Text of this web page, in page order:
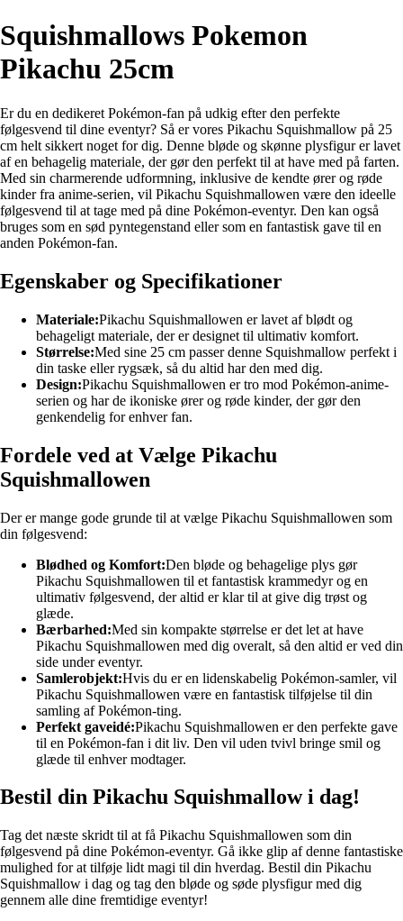
Squishmallows Pokemon
Pikachu 25cm
Er du en dedikeret Pokémon-fan på udkig efter den perfekte
følgesvend til dine eventyr? Så er vores Pikachu Squishmallow på 25
cm helt sikkert noget for dig. Denne bløde og skønne plysfigur er lavet
af en behagelig materiale, der gør den perfekt til at have med på farten.
Med sin charmerende udformning, inklusive de kendte ører og røde
kinder fra anime-serien, vil Pikachu Squishmallowen være den ideelle
følgesvend til at tage med på dine Pokémon-eventyr. Den kan også
bruges som en sød pyntegenstand eller som en fantastisk gave til en
anden Pokémon-fan.
Egenskaber og Specifikationer
Materiale:Pikachu Squishmallowen er lavet af blødt og
behageligt materiale, der er designet til ultimativ komfort.
Størrelse:Med sine 25 cm passer denne Squishmallow perfekt i
din taske eller rygsæk, så du altid har den med dig.
Design:Pikachu Squishmallowen er tro mod Pokémon-anime-
serien og har de ikoniske ører og røde kinder, der gør den
genkendelig for enhver fan.
Fordele ved at Vælge Pikachu
Squishmallowen
Der er mange gode grunde til at vælge Pikachu Squishmallowen som
din følgesvend:
Blødhed og Komfort:Den bløde og behagelige plys gør
Pikachu Squishmallowen til et fantastisk krammedyr og en
ultimativ følgesvend, der altid er klar til at give dig trøst og
glæde.
Bærbarhed:Med sin kompakte størrelse er det let at have
Pikachu Squishmallowen med dig overalt, så den altid er ved din
side under eventyr.
Samlerobjekt:Hvis du er en lidenskabelig Pokémon-samler, vil
Pikachu Squishmallowen være en fantastisk tilføjelse til din
samling af Pokémon-ting.
Perfekt gaveidé:Pikachu Squishmallowen er den perfekte gave
til en Pokémon-fan i dit liv. Den vil uden tvivl bringe smil og
glæde til enhver modtager.
Bestil din Pikachu Squishmallow i dag!
Tag det næste skridt til at få Pikachu Squishmallowen som din
følgesvend på dine Pokémon-eventyr. Gå ikke glip af denne fantastiske
mulighed for at tilføje lidt magi til din hverdag. Bestil din Pikachu
Squishmallow i dag og tag den bløde og søde plysfigur med dig
gennem alle dine fremtidige eventyr!